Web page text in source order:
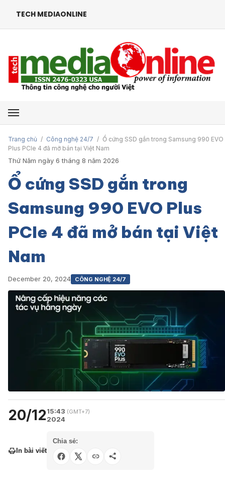
TECH MEDIAONLINE
Mở menu
Trang chủ / Công nghệ 24/7 / Ổ cứng SSD gắn trong Samsung 990 EVO
Plus PCIe 4 đã mở bán tại Việt Nam
Thứ Năm ngày 6 tháng 8 năm 2026
Ổ cứng SSD gắn trong
Samsung 990 EVO Plus
PCIe 4 đã mở bán tại Việt
Nam
December 20, 2024 CÔNG NGHỆ 24/7
20/1215:43 (GMT+7)
2024
In bài viết
Chia sẻ: